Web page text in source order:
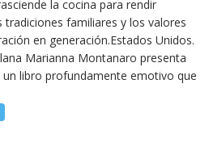
la cocina para rendir
familiares y los valores
en generación.Estados Unidos.
Marianna Montanaro presenta
libro profundamente emotivo que